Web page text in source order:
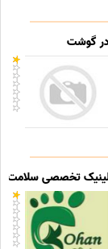
گوشت
تخصصی سلامت